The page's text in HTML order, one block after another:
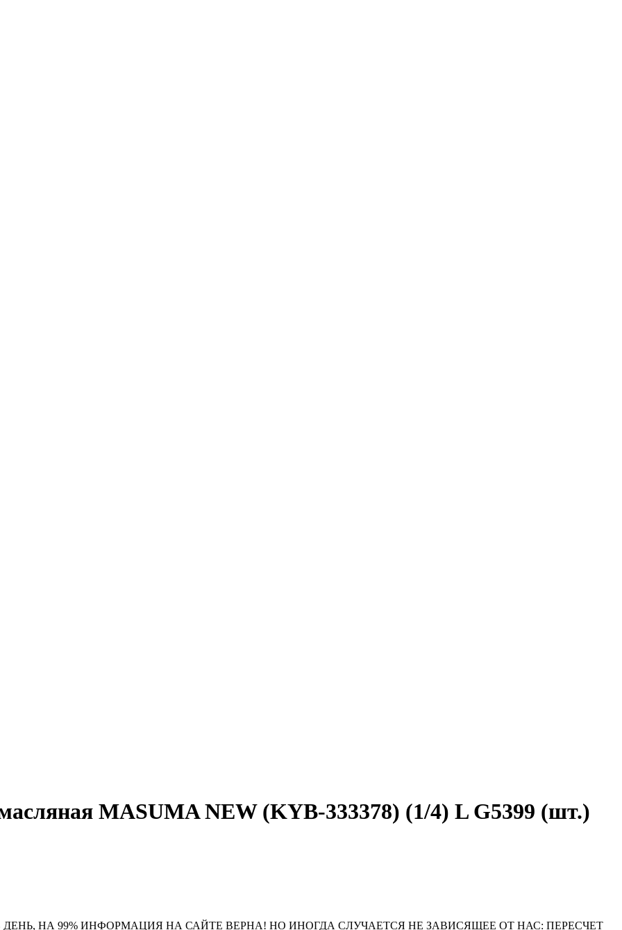
MASUMA NEW (KYB-333378) (1/4) L G5399 (шт.)
НА 99% ИНФОРМАЦИЯ НА САЙТЕ ВЕРНА! НО ИНОГДА СЛУЧАЕТСЯ НЕ ЗАВИСЯЩЕЕ ОТ НАС: ПЕРЕСЧЕТ